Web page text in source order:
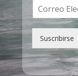
Suscribirse